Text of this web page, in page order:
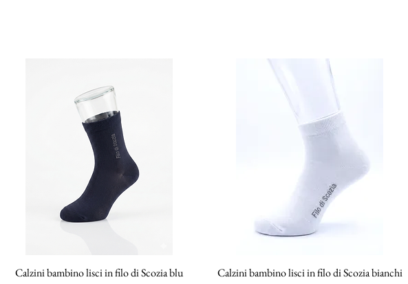
Vista rapida
Calzini bambino lisci in filo di Scozia blu Vista rapida
Calzini bambino lisci in filo di Scozia bianchi